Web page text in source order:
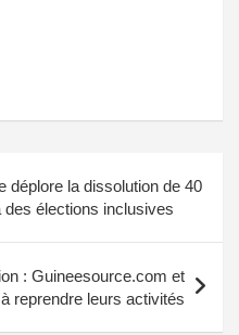
déplore la dissolution de 40
des élections inclusives
: Guineesource.com et
reprendre leurs activités